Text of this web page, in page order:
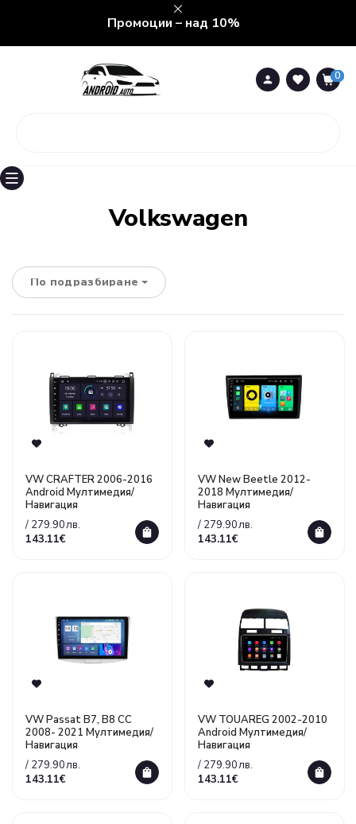
Промоции – над 10%
0
0
Volkswagen
По подразбиране
VW CRAFTER 2006-2016
Android Mултимедия/
Навигация
143.11€
/ 279.90лв.
VW New Beetle 2012-
2018 Mултимедия/
Навигация
143.11€
/ 279.90лв.
VW Passat B7, B8 CC
2008- 2021 Mултимедия/
Навигация
143.11€
/ 279.90лв.
VW TOUAREG 2002-2010
Android Мултимедия/
Навигация
143.11€
/ 279.90лв.